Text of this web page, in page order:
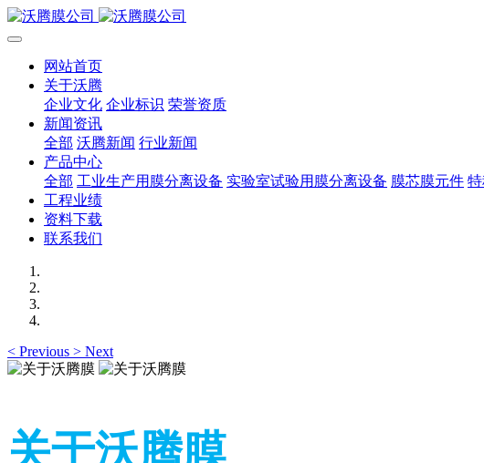
网站首页
关于沃腾
企业文化 企业标识 荣誉资质
新闻资讯
全部 沃腾新闻 行业新闻
产品中心
全部 工业生产用膜分离设备 实验室试验用膜分离设备 膜芯膜元件
工程业绩
资料下载
联系我们
< Previous > Next
关于沃腾膜